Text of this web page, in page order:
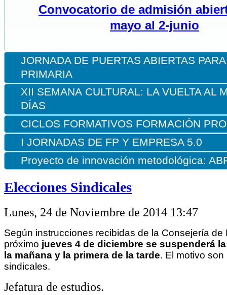
Convocatorio de admisión
mayo al 2-junio
JORNADA DE PUERTAS ABIERTAS
PRIMARIA
XII SEMANACULTURAL: LA VUELTA AL
DÍAS
CICLOS FORMATIVOS FORMACIÓN
I JORNADAS DE FP Y EMPRESA 5.0
Proyecto de innovación metodológica:
Elecciones Sindicales
Lunes, 24 de Noviembre de 2014 13:47
Según instrucciones recibidas de la Consejería de
próximo jueves 4 de diciembre se suspenderá
la mañana y la primera de la tarde. El motivo
sindicales.
Jefatura de estudios.